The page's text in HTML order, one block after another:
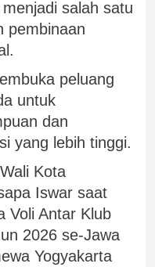
salah satu
pembinaan
peluang
untuk
dan
yang lebih tinggi.
Kota
Iswar saat
Voli Antar Klub
2026 se-Jawa
Yogyakarta